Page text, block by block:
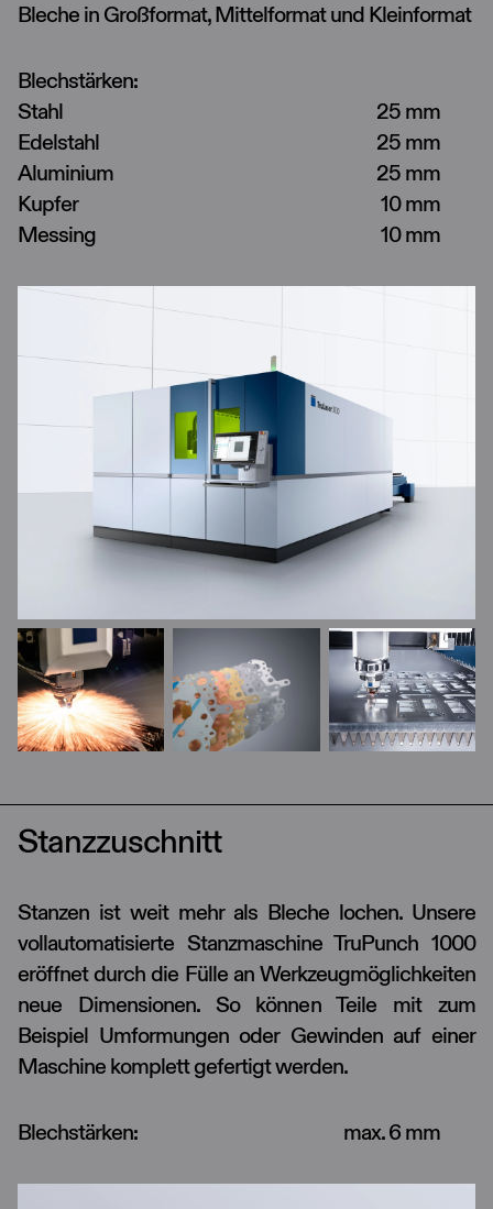
Bleche in Großformat, Mittelformat und Kleinformat
Blechstärken:
Stahl
25 mm
Edelstahl
25 mm
Aluminium
25 mm
Kupfer
10 mm
Messing
10 mm
Stanzzuschnitt
Stanzen ist weit mehr als Bleche lochen. Unsere
vollautomatisierte Stanzmaschine TruPunch 1000
eröffnet durch die Fülle an Werkzeugmöglichkeiten
neue Dimensionen. So können Teile mit zum
Beispiel Umformungen oder Gewinden auf einer
Maschine komplett gefertigt werden.
Blechstärken: max. 6 mm